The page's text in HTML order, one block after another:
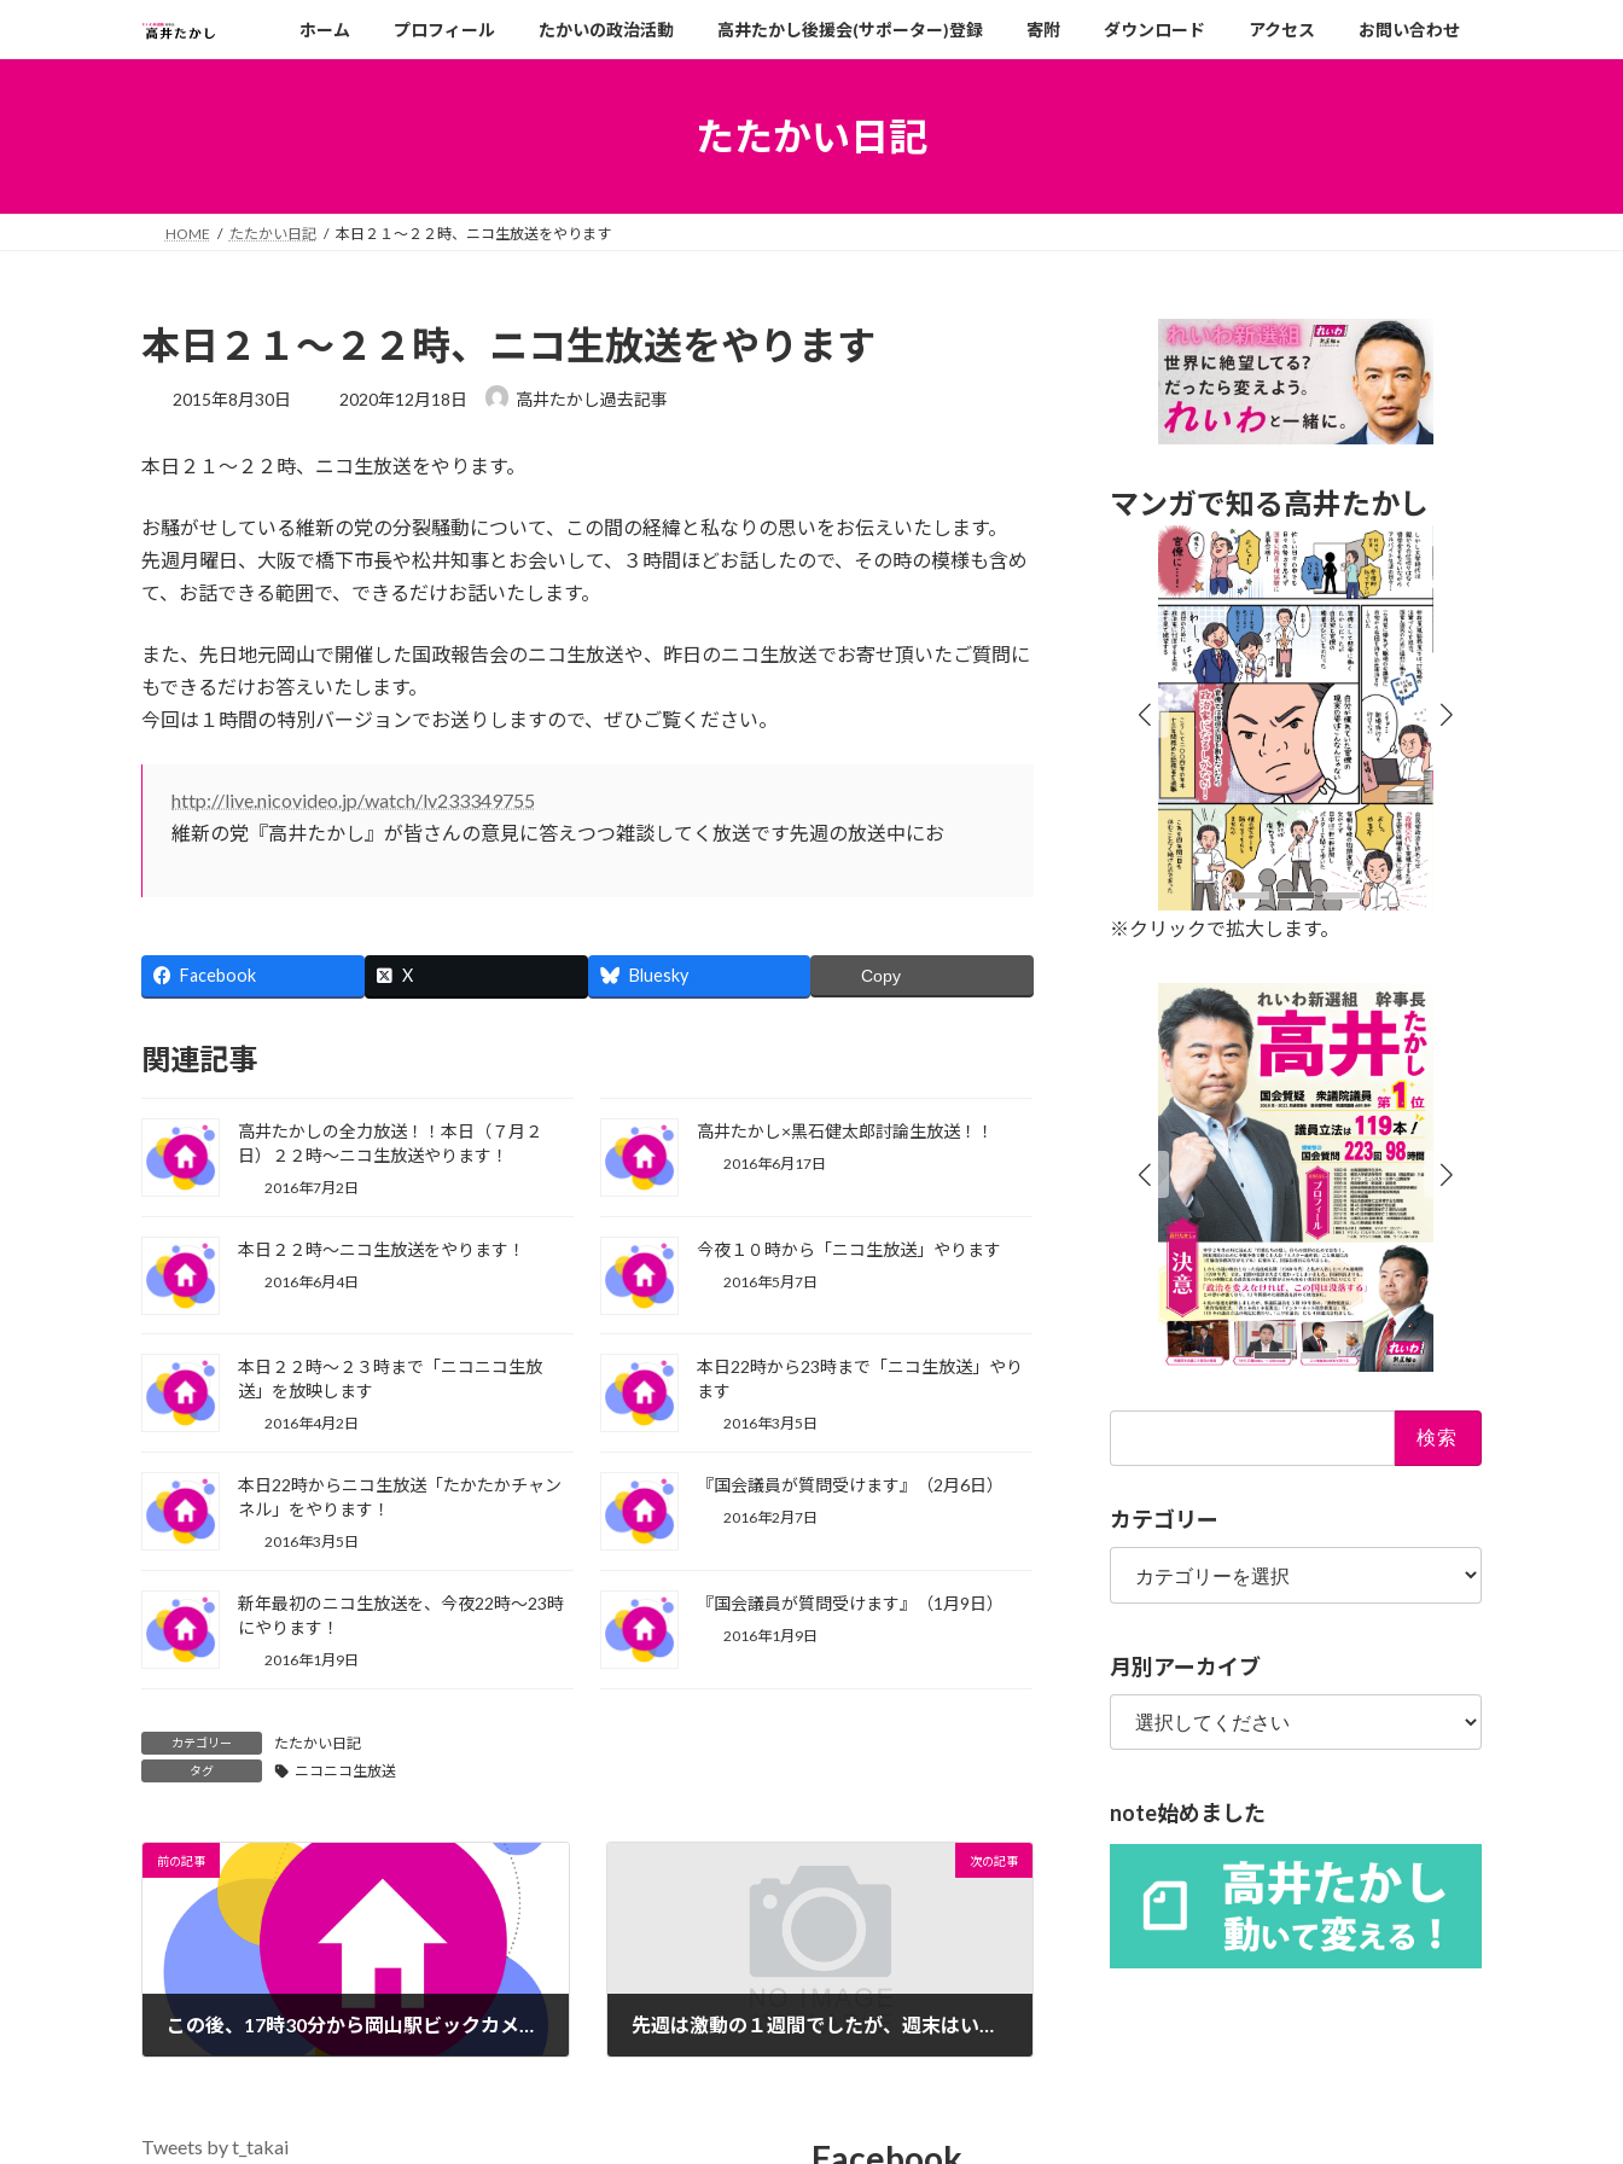
キ
に
ホーム プロフィール たかいの政治活動 高井たかし後援会(サポーター)登録 寄附 ダウンロード アクセス お問い合わせ
たたかい日記
HOME たたかい日記 本日２１～２２時、ニコ生放送をやります
本日２１～２２時、ニコ生放送をやります
2015年8月30日
最
新
:
2020年12月18日 高井たかし過去記事
本日２１～２２時、ニコ生放送をやります。
お騒がせしている維新の党の分裂騒動について、この間の経緯と私なりの思いをお伝えいたします。
先週月曜日、大阪で橋下市長や松井知事とお会いして、３時間ほどお話したので、その時の模様も含め
て、お話できる範囲で、できるだけお話いたします。
また、先日地元岡山で開催した国政報告会のニコ生放送や、昨日のニコ生放送でお寄せ頂いたご質問に
もできるだけお答えいたします。
今回は１時間の特別バージョンでお送りしますので、ぜひご覧ください。
http://live.nicovideo.jp/watch/lv233349755
維新の党『高井たかし』が皆さんの意見に答えつつ雑談してく放送です先週の放送中にお
Facebook X Bluesky Copy
関連記事
高井たかしの全力放送！！本日（７月２
日）２２時～ニコ生放送やります！
2016年7月2日
高井たかし×黒石健太郎討論生放送！！
2016年6月17日
本日２２時～ニコ生放送をやります！
2016年6月4日
今夜１０時から「ニコ生放送」やります
2016年5月7日
本日２２時～２３時まで「ニコニコ生放
送」を放映します
2016年4月2日
本日22時から23時まで「ニコ生放送」やり
ます
2016年3月5日
本日22時からニコ生放送「たかたかチャン
ネル」をやります！
2016年3月5日
『国会議員が質問受けます』（2月6日）
2016年2月7日
新年最初のニコ生放送を、今夜22時～23時
にやります！
2016年1月9日
『国会議員が質問受けます』（1月9日）
2016年1月9日
カテゴリー たたかい日記
タグ ニコニコ生放送
前の記事
この後、17時30分から岡山駅ビックカメラ前で街頭演説を行います
次の記事
先週は激動の１週間でしたが、週末はいつもと変わらず街頭演説を続けました
マンガで知る高井たかし
※クリックで拡大します。
カテゴリー
カ
ゴ
ー
月別アーカイブ
note始めました
Tweets by t_takai